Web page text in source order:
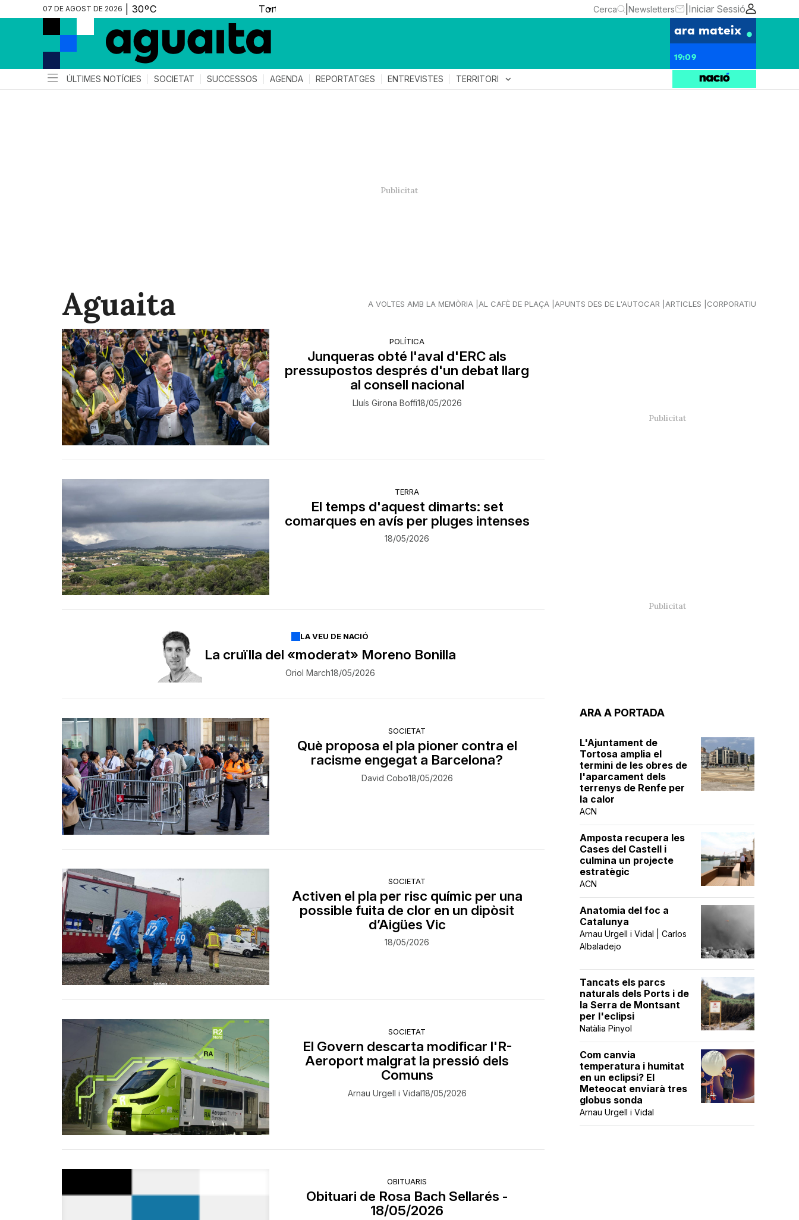
07 DE AGOST DE 2026 ▼ Cerca Newsletters Iniciar Sessió
ara mateix
19:09
ÚLTIMES NOTÍCIES SOCIETAT SUCCESSOS AGENDA REPORTATGES ENTREVISTES TERRITORI expand_more
Aguaita A VOLTES AMB LA MEMÒRIA AL CAFÈ DE PLAÇA APUNTS DES DE L'AUTOCAR ARTICLES CORPORATIU
POLÍTICA
Junqueras obté l'aval d'ERC als
pressupostos després d'un debat llarg
al consell nacional
Lluís Girona Boffi18/05/2026
TERRA
El temps d'aquest dimarts: set
comarques en avís per pluges intenses
18/05/2026
LA VEU DE NACIÓ
La cruïlla del «moderat» Moreno Bonilla
Oriol March18/05/2026
SOCIETAT
Què proposa el pla pioner contra el
racisme engegat a Barcelona?
David Cobo18/05/2026
SOCIETAT
Activen el pla per risc químic per una
possible fuita de clor en un dipòsit
d’Aigües Vic
18/05/2026
SOCIETAT
El Govern descarta modificar l'R-
Aeroport malgrat la pressió dels
Comuns
Arnau Urgell i Vidal18/05/2026
OBITUARIS
Obituari de Rosa Bach Sellarés -
18/05/2026
ARA A PORTADA
L'Ajuntament de
Tortosa amplia el
termini de les obres de
l'aparcament dels
terrenys de Renfe per
la calor
ACN
Amposta recupera les
Cases del Castell i
culmina un projecte
estratègic
ACN
Anatomia del foc a
Catalunya
Arnau Urgell i Vidal | Carlos
Albaladejo
Tancats els parcs
naturals dels Ports i de
la Serra de Montsant
per l'eclipsi
Natàlia Pinyol
Com canvia
temperatura i humitat
en un eclipsi? El
Meteocat enviarà tres
globus sonda
Arnau Urgell i Vidal